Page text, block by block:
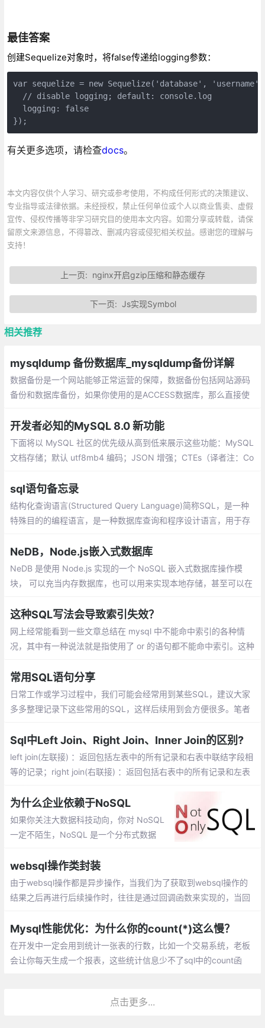
最佳答案
创建Sequelize对象时，将false传递给logging参数：
var sequelize = new Sequelize('database',
  // disable logging; default: console.log
  logging: false
});
有关更多选项，请检查docs。
本文内容仅供个人学习、研究或参考使用，不构成任何形式的决策建议、
专业指导或法律依据。未经授权，禁止任何单位或个人以商业售卖、虚假
宣传、侵权传播等非学习研究目的使用本文内容。如需分享或转载，请保
留原文来源信息，不得篡改、删减内容或侵犯相关权益。感谢您的理解与
支持！
上一页: nginx开启gzip压缩和静态缓存
下一页: Js实现Symbol
相关推荐
mysqldump 备份数据库_mysqldump备份详解
数据备份是一个网站能够正常运营的保障，数据备份包括网站源码
备份和数据库备份，如果你使用的是ACCESS数据库，那么直接使
行网站建设，数据库备份就没有那么容易了。
开发者必知的MySQL 8.0 新功能
下面将以 MySQL 社区的优先级从高到低来展示这些功能：MySQL
文档存储；默认 utf8mb4 编码；JSON 增强；CTEs（译者注：Co
sql语句备忘录
结构化查询语言(Structured Query Language)简称SQL，是一种
特殊目的的编程语言，是一种数据库查询和程序设计语言，用于存
NeDB，Node.js嵌入式数据库
NeDB 是使用 Node.js 实现的一个 NoSQL 嵌入式数据库操作模
块， 可以充当内存数据库，也可以用来实现本地存储，甚至可以在
逻辑运算符、索引以及 JSON 深度查询等，适用于不需要大量数据
处理的应用系统
这种SQL写法会导致索引失效？
网上经常能看到一些文章总结在 mysql 中不能命中索引的各种情
况，其中有一种说法就是指使用了 or 的语句都不能命中索引。这种
常用SQL语句分享
日常工作或学习过程中，我们可能会经常用到某些SQL，建议大家
多多整理记录下这些常用的SQL，这样后续用到会方便很多。笔者
可能有些SQL你还不常用
Sql中Left Join、Right Join、Inner Join的区别?
left join(左联接) ：返回包括左表中的所有记录和右表中联结字段相
等的记录；right join(右联接) ：返回包括右表中的所有记录和左表
为什么企业依赖于NoSQL
如果你关注大数据科技动向，你对 NoSQL
一定不陌生，NoSQL 是一个分布式数据
库天下，有着良好的控制并发操作、事务功
能。
websql操作类封装
由于websql操作都是异步操作，当我们为了获取到websql操作的
结果之后再进行后续操作时，往往是通过回调函数来实现的，当回
通过Promise来改写，后续调用时
Mysql性能优化：为什么你的count(*)这么慢？
在开发中一定会用到统计一张表的行数，比如一个交易系统，老板
会让你每天生成一个报表，这些统计信息少不了sql中的count函
点击更多...